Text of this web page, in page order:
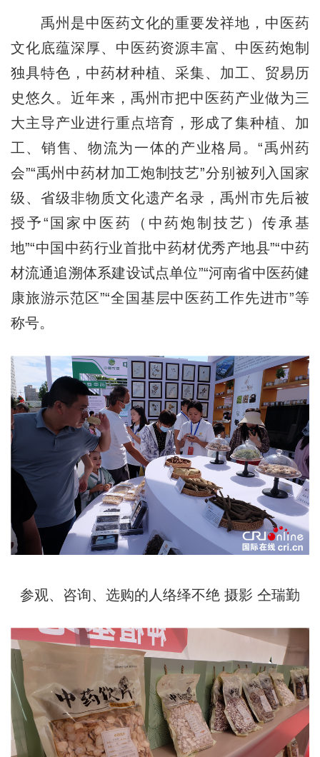
禹州是中医药文化的重要发祥地，中医药
文化底蕴深厚、中医药资源丰富、中医药炮制
独具特色，中药材种植、采集、加工、贸易历
史悠久。近年来，禹州市把中医药产业做为三
大主导产业进行重点培育，形成了集种植、加
工、销售、物流为一体的产业格局。“禹州药
会”“禹州中药材加工炮制技艺”分别被列入国家
级、省级非物质文化遗产名录，禹州市先后被
授予“国家中医药（中药炮制技艺）传承基
地”“中国中药行业首批中药材优秀产地县”“中药
材流通追溯体系建设试点单位”“河南省中医药健
康旅游示范区”“全国基层中医药工作先进市”等
称号。
参观、咨询、选购的人络绎不绝 摄影 仝瑞勤